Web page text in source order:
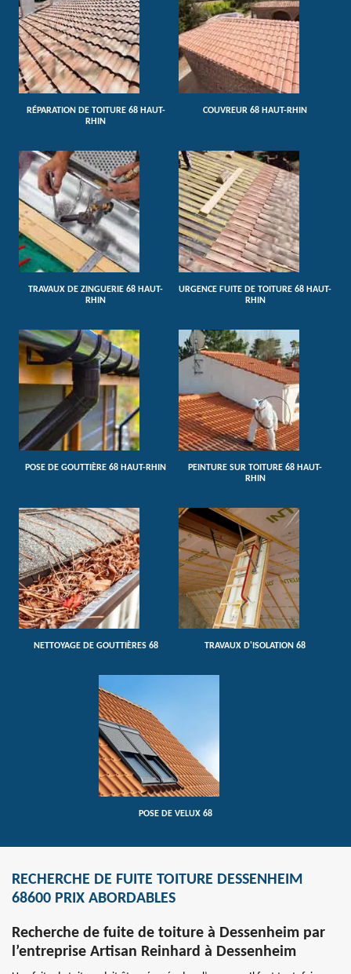
RÉPARATION DE TOITURE 68 HAUT-
RHIN
COUVREUR 68 HAUT-RHIN
TRAVAUX DE ZINGUERIE 68 HAUT-
RHIN
URGENCE FUITE DE TOITURE 68 HAUT-
RHIN
POSE DE GOUTTIÈRE 68 HAUT-RHIN
PEINTURE SUR TOITURE 68 HAUT-
RHIN
NETTOYAGE DE GOUTTIÈRES 68 TRAVAUX D'ISOLATION 68
POSE DE VELUX 68
RECHERCHE DE FUITE TOITURE DESSENHEIM
68600 PRIX ABORDABLES
Recherche de fuite de toiture à Dessenheim par
l’entreprise Artisan Reinhard à Dessenheim